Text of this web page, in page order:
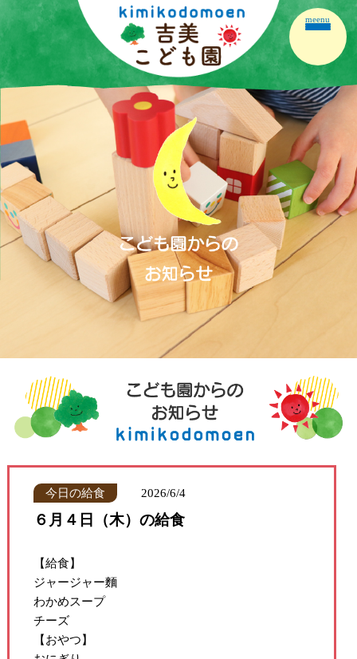
ホーム 園の紹介
園の生活 保育の内容
こども園だより 保護者
meenu
今日の給食 2026/6/4
６月４日（木）の給食
【給食】
ジャージャー麵
わかめスープ
チーズ
【おやつ】